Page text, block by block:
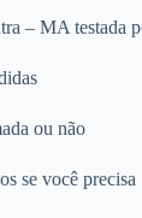
– MA testada
ou não
se você precisa